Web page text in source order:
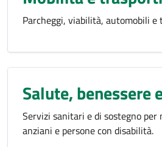
Parcheggi, viabilità, automobili e
Salute, benessere
Servizi sanitari e di sostegno per
anziani e persone con disabilità.